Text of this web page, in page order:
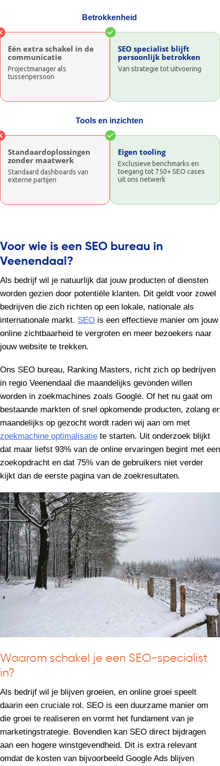
Betrokkenheid
Eén extra schakel in de
communicatie
Projectmanager als
tussenpersoon
Tools en inzichten
Standaardoplossingen
zonder maatwerk
Standaard dashboards van
externe partijen
SEO specialist blijft
persoonlijk betrokken
Van strategie tot uitvoering
Eigen tooling
Exclusieve benchmarks en
toegang tot 750+ SEO cases
uit ons netwerk
Voor wie is een SEO bureau in
Veenendaal?
Als bedrijf wil je natuurlijk dat jouw producten of diensten
worden gezien door potentiële klanten. Dit geldt voor zowel
bedrijven die zich richten op een lokale, nationale als
internationale markt. SEO is een effectieve manier om jouw
online zichtbaarheid te vergroten en meer bezoekers naar
jouw website te trekken.
Ons SEO bureau, Ranking Masters, richt zich op bedrijven
in regio Veenendaal die maandelijks gevonden willen
worden in zoekmachines zoals Google. Of het nu gaat om
bestaande markten of snel opkomende producten, zolang er
maandelijks op gezocht wordt raden wij aan om met
zoekmachine optimalisatie te starten. Uit onderzoek blijkt
dat maar liefst 93% van de online ervaringen begint met een
zoekopdracht en dat 75% van de gebruikers niet verder
kijkt dan de eerste pagina van de zoekresultaten.
Waarom schakel je een SEO-specialist
in?
Als bedrijf wil je blijven groeien, en online groei speelt
daarin een cruciale rol. SEO is een duurzame manier om
die groei te realiseren en vormt het fundament van je
marketingstrategie. Bovendien kan SEO direct bijdragen
aan een hogere winstgevendheid. Dit is extra relevant
omdat de kosten van bijvoorbeeld Google Ads blijven